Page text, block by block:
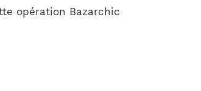
opération Bazarchic